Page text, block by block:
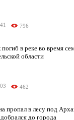
796
погиб в реке во время
области
462
пропал в лесу под
до города